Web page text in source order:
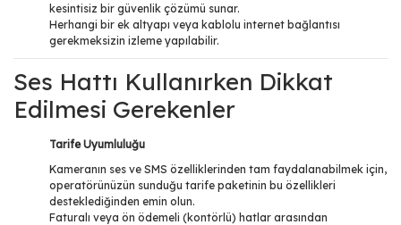
kesintisiz bir güvenlik çözümü sunar.
Herhangi bir ek altyapı veya kablolu internet bağlantısı
gerekmeksizin izleme yapılabilir.
Ses Hattı Kullanırken Dikkat
Edilmesi Gerekenler
Tarife Uyumluluğu
Kameranın ses ve SMS özelliklerinden tam faydalanabilmek için,
operatörünüzün sunduğu tarife paketinin bu özellikleri
desteklediğinden emin olun.
Faturalı veya ön ödemeli (kontörlü) hatlar arasından